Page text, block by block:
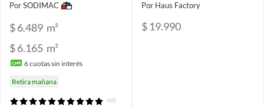
Por SODIMAC
$ 6.489 m²
$ 6.165 m²
6cuotas sin interés
Retira mañana
(65)
Por Haus Factory
$ 19.990